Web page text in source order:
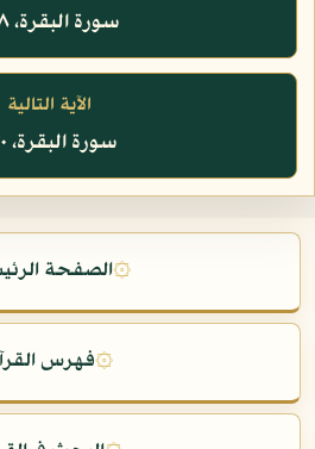
سورة البقرة، ١٢٨
الآية التالية
سورة البقرة، ١٣٠
۞الصفحة
۞فهرس